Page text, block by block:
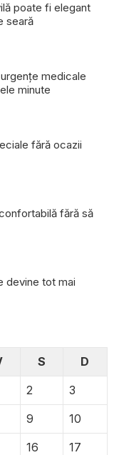
poate fi elegant
seară
medicale
minute
fără ocazii
fără să
devine tot mai
S
D
2
3
9
10
16
17